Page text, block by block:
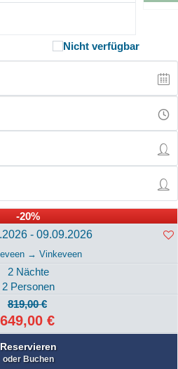
Nicht verfügbar
-20%
- 09.09.2026
→ Vinkeveen
2 Nächte
2 Personen
819,00 €
649,00 €
Reservieren
oder Buchen